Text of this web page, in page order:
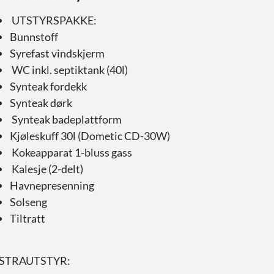
UTSTYRSPAKKE:
Bunnstoff
Syrefast vindskjerm
WC inkl. septiktank (40l)
Synteak fordekk
Synteak dørk
Synteak badeplattform
Kjøleskuff 30l (Dometic CD-30W)
Kokeapparat 1-bluss gass
Kalesje (2-delt)
Havnepresenning
Solseng
Tiltratt